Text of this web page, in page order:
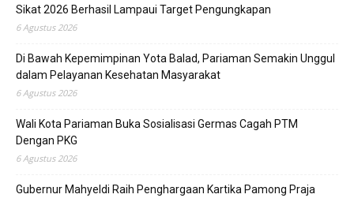
Sikat 2026 Berhasil Lampaui Target Pengungkapan
6 Agustus 2026
Di Bawah Kepemimpinan Yota Balad, Pariaman Semakin Unggul
dalam Pelayanan Kesehatan Masyarakat
6 Agustus 2026
Wali Kota Pariaman Buka Sosialisasi Germas Cagah PTM
Dengan PKG
6 Agustus 2026
Gubernur Mahyeldi Raih Penghargaan Kartika Pamong Praja